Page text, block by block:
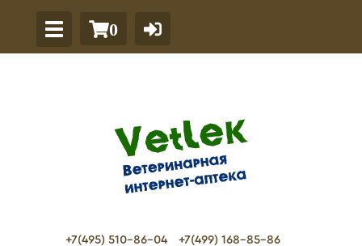
0
+7(495) 510-86-04
+7(499) 168-85-86